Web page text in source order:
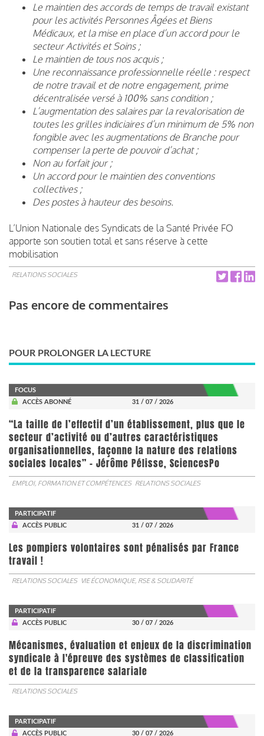
Le maintien des accords de temps de travail existant
pour les activités Personnes Âgées et Biens
Médicaux, et la mise en place d’un accord pour le
secteur Activités et Soins ;
Le maintien de tous nos acquis ;
Une reconnaissance professionnelle réelle : respect
de notre travail et de notre engagement, prime
décentralisée versé à 100% sans condition ;
L’augmentation des salaires par la revalorisation de
toutes les grilles indiciaires d’un minimum de 5% non
fongible avec les augmentations de Branche pour
compenser la perte de pouvoir d’achat ;
Non au forfait jour ;
Un accord pour le maintien des conventions
collectives ;
Des postes à hauteur des besoins.
L’Union Nationale des Syndicats de la Santé Privée FO
apporte son soutien total et sans réserve à cette
mobilisation
RELATIONS SOCIALES
Pas encore de commentaires
POUR PROLONGER LA LECTURE
FOCUS
ACCÈS ABONNÉ
31 / 07 / 2026
“La taille de l’effectif d’un établissement, plus que le
secteur d’activité ou d’autres caractéristiques
organisationnelles, façonne la nature des relations
sociales locales” - Jérôme Pélisse, SciencesPo
EMPLOI, FORMATION ET COMPÉTENCES RELATIONS SOCIALES
PARTICIPATIF
ACCÈS PUBLIC
31 / 07 / 2026
Les pompiers volontaires sont pénalisés par France
travail !
RELATIONS SOCIALES VIE ÉCONOMIQUE, RSE & SOLIDARITÉ
PARTICIPATIF
ACCÈS PUBLIC
30 / 07 / 2026
Mécanismes, évaluation et enjeux de la discrimination
syndicale à l'épreuve des systèmes de classification
et de la transparence salariale
RELATIONS SOCIALES
PARTICIPATIF
ACCÈS PUBLIC
30 / 07 / 2026